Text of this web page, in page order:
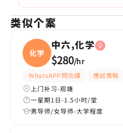
类似个案
化学
中六,化学
$280/hr
WhatsAPP問功課 應試策略
上门补习-观塘
一星期1日-1.5小时/堂
男导师/女导师-大学程度